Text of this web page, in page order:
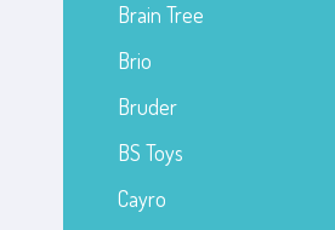
Brain Tree
Brio
Bruder
BS Toys
Cayro